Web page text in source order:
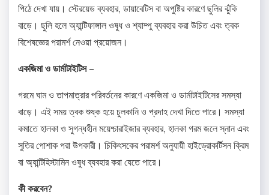
পিঠে দেখা যায়। স্টেরয়েড ব্যবহার, ডায়াবেটিস বা অপুষ্টির কারণে ছুলির ঝুঁকি
বাড়ে। ছুলি হলে অ্যান্টিফাঙ্গাল ওষুধ ও শ্যাম্পু ব্যবহার করা উচিত এবং ত্বক
বিশেষজ্ঞের পরামর্শ নেওয়া প্রয়োজন। ​
একজিমা ও ডার্মাটাইটিস –
গরমে ঘাম ও তাপমাত্রার পরিবর্তনের কারণে একজিমা ও ডার্মাটাইটিসের সমস্যা
বাড়ে। এই সময় ত্বক শুষ্ক হয়ে চুলকানি ও প্রদাহ দেখা দিতে পারে। সমস্যা
কমাতে হালকা ও সুগন্ধহীন ময়েশ্চারাইজার ব্যবহার, হালকা গরম জলে স্নান এবং
সুতির পোশাক পরা উপকারী। চিকিৎসকের পরামর্শ অনুযায়ী হাইড্রোকর্টিসন ক্রিম
বা অ্যান্টিহিস্টামিন ওষুধ ব্যবহার করা যেতে পারে। ​
কী করবেন?